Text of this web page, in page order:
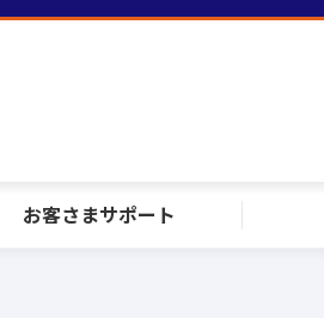
お客さまサポート